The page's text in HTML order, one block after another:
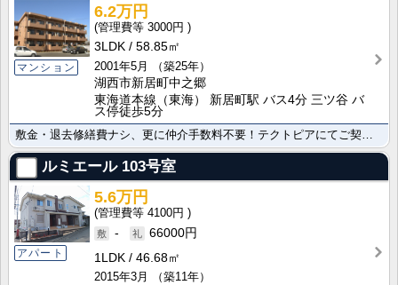
マンション
6.2万円
3000円
3LDK
58.85㎡
2001年5月
（築25年）
湖西市新居町中之郷
東海道本線（東海） 新居町駅 バス4分 三ツ谷 バ
ス停徒歩5分
敷金・退去修繕費ナシ、更に仲介手数料不要！テクトピアにてご契約のお客様は家賃1ケ月サービス付♪ネット･･･
ルミエール103号室
アパート
5.6万円
4100円
-
66000円
1LDK
46.68㎡
2015年3月
（築11年）